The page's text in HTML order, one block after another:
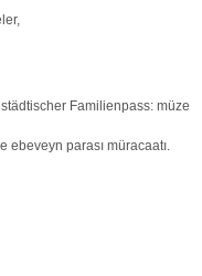
Familienpass: müze
ebeveyn parası müracaatı.